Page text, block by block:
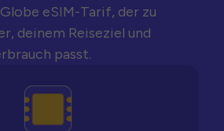
eSIM-Tarif, der zu
deinem Reiseziel und
passt.